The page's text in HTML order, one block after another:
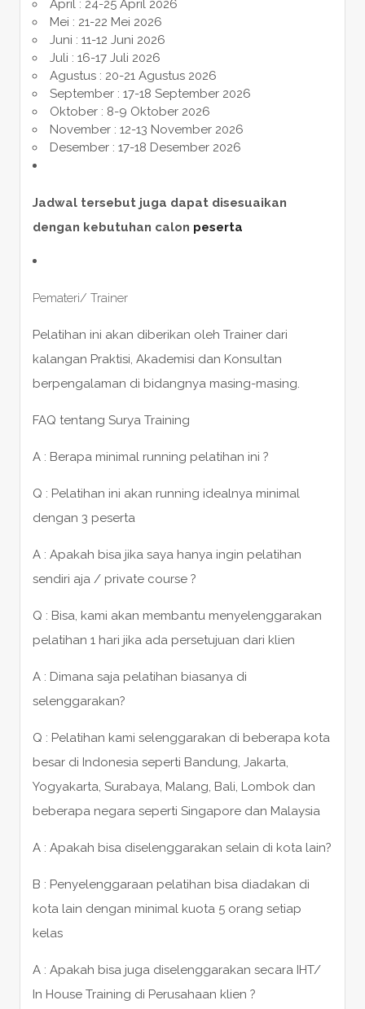
April : 24-25 April 2026
Mei : 21-22 Mei 2026
Juni : 11-12 Juni 2026
Juli : 16-17 Juli 2026
Agustus : 20-21 Agustus 2026
September : 17-18 September 2026
Oktober : 8-9 Oktober 2026
November : 12-13 November 2026
Desember : 17-18 Desember 2026
Jadwal tersebut juga dapat disesuaikan
dengan kebutuhan calon peserta
Pemateri/ Trainer
Pelatihan ini akan diberikan oleh Trainer dari
kalangan Praktisi, Akademisi dan Konsultan
berpengalaman di bidangnya masing-masing.
FAQ tentang Surya Training
A : Berapa minimal running pelatihan ini ?
Q : Pelatihan ini akan running idealnya minimal
dengan 3 peserta
A : Apakah bisa jika saya hanya ingin pelatihan
sendiri aja / private course ?
Q : Bisa, kami akan membantu menyelenggarakan
pelatihan 1 hari jika ada persetujuan dari klien
A : Dimana saja pelatihan biasanya di
selenggarakan?
Q : Pelatihan kami selenggarakan di beberapa kota
besar di Indonesia seperti Bandung, Jakarta,
Yogyakarta, Surabaya, Malang, Bali, Lombok dan
beberapa negara seperti Singapore dan Malaysia
A : Apakah bisa diselenggarakan selain di kota lain?
B : Penyelenggaraan pelatihan bisa diadakan di
kota lain dengan minimal kuota 5 orang setiap
kelas
A : Apakah bisa juga diselenggarakan secara IHT/
In House Training di Perusahaan klien ?